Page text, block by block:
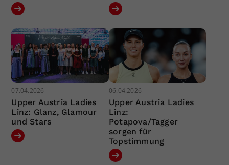
07.04.2026
Upper Austria Ladies
Linz: Glanz, Glamour
und Stars
06.04.2026
Upper Austria Ladies
Linz:
Potapova/Tagger
sorgen für
Topstimmung